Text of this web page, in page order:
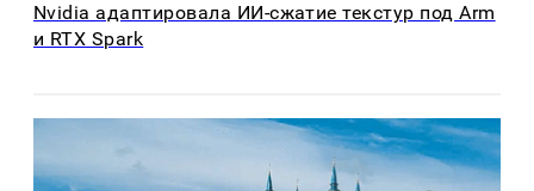
Nvidia адаптировала ИИ-сжатие текстур под Arm
и RTX Spark